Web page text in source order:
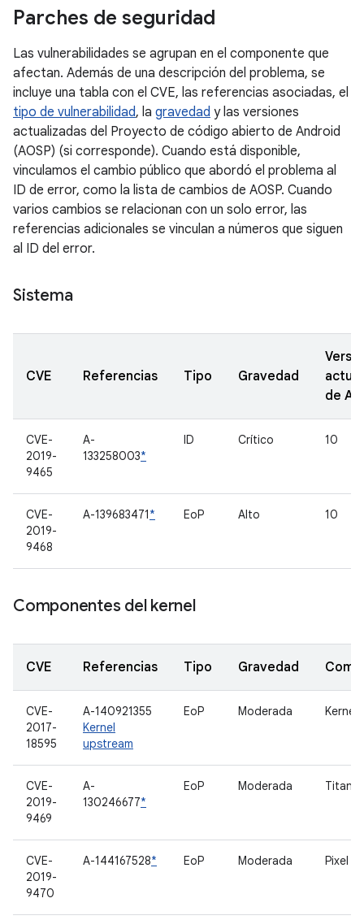
Parches de seguridad
Las vulnerabilidades se agrupan en el componente que
afectan. Además de una descripción del problema, se
incluye una tabla con el CVE, las referencias asociadas, el
tipo de vulnerabilidad, la gravedad y las versiones
actualizadas del Proyecto de código abierto de Android
(AOSP) (si corresponde). Cuando está disponible,
vinculamos el cambio público que abordó el problema al
ID de error, como la lista de cambios de AOSP. Cuando
varios cambios se relacionan con un solo error, las
referencias adicionales se vinculan a números que siguen
al ID del error.
Sistema
CVE Referencias Tipo Gravedad
de
CVE-
2019-
9465
A-
133258003*
ID Crítico 10
CVE-
2019-
9468
A-139683471* EoP Alto 10
Componentes del kernel
CVE Referencias Tipo Gravedad
CVE-
2017-
18595
A-140921355
Kernel
upstream
EoP Moderada Kernel
CVE-
2019-
9469
A-
130246677*
EoP Moderada Titan-
CVE-
2019-
9470
A-144167528* EoP Moderada Pixel